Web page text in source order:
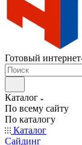
Готовый
Каталог
По всему сайту
По каталогу
Каталог
Сайдинг